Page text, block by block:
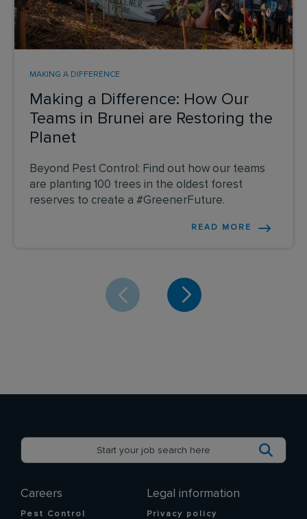
Making a Difference: How Our
Teams in Brunei are Restoring the
Planet
MAKING A DIFFERENCE
Beyond Pest Control: Find out how our teams
are planting 100 trees in the oldest forest
reserves to create a #GreenerFuture.
READ MORE
Careers
Pest Control
Legal information
Privacy policy